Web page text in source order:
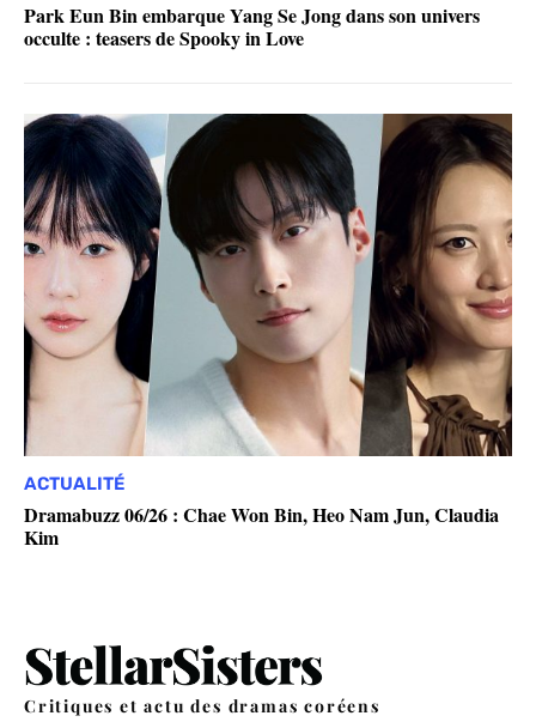
Park Eun Bin embarque Yang Se Jong dans son univers
occulte : teasers de Spooky in Love
ACTUALITÉ
Dramabuzz 06/26 : Chae Won Bin, Heo Nam Jun, Claudia
Kim
Critiques et actu des dramas coréens